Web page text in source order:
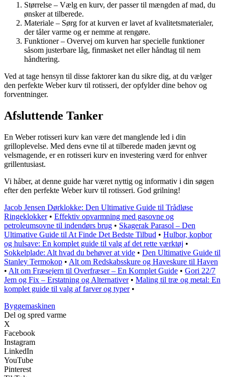
Størrelse – Vælg en kurv, der passer til mængden af mad, du
ønsker at tilberede.
Materiale – Sørg for at kurven er lavet af kvalitetsmaterialer,
der tåler varme og er nemme at rengøre.
Funktioner – Overvej om kurven har specielle funktioner
såsom justerbare låg, finmasket net eller håndtag til nem
håndtering.
Ved at tage hensyn til disse faktorer kan du sikre dig, at du vælger
den perfekte Weber kurv til rotisseri, der opfylder dine behov og
forventninger.
Afsluttende Tanker
En Weber rotisseri kurv kan være det manglende led i din
grilloplevelse. Med dens evne til at tilberede maden jævnt og
velsmagende, er en rotisseri kurv en investering værd for enhver
grillentusiast.
Vi håber, at denne guide har været nyttig og informativ i din søgen
efter den perfekte Weber kurv til rotisseri. God grilning!
Jacob Jensen Dørklokke: Den Ultimative Guide til Trådløse
Ringeklokker• Effektiv opvarmning med gasovne og
petroleumsovne til indendørs brug • Skagerak Parasol – Den
Ultimative Guide til At Finde Det Bedste Tilbud • Hulbor, kopbor
og hulsave: En komplet guide til valg af det rette værktøj •
Sokkelplade: Alt hvad du behøver at vide • Den Ultimative Guide til
Stanley Termokop • Alt om Redskabsskure og Haveskure til Haven
• Alt om Fræsejern til Overfræser – En Komplet Guide • Gori 22/7
Jem og Fix – Erstatning og Alternativer• Maling til træ og metal: En
komplet guide til valg af farver og typer•
Byggemaskinen
Del og spred varme
X
Facebook
Instagram
LinkedIn
YouTube
Pinterest